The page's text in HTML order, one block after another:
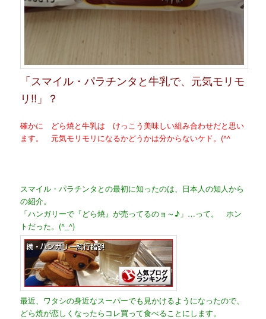
「スマイル・パラチンタと牛乳で、元気モリモ
リ!!」？
確かに どら焼と牛乳は けっこう美味しい組み合わせだと思い
ます。 元気モリモリになるかどうかは分からないケド。(^^ゞ
スマイル・パラチンタとの最初に知ったのは、日本人の知人から
の紹介。
「ハンガリーで『どら焼』が売ってるのョ～♪」…って。 ホン
トだった。(^_^)
最近、ワタシの身近なスーパーでも見かけるようになったので、
どら焼が恋しくなったらコレ買って食べることにします。